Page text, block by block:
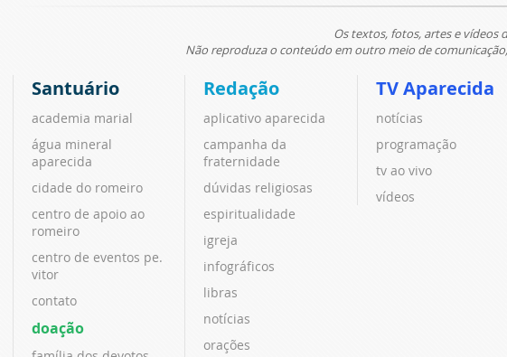
Os textos, fotos, artes e vídeos
Não reproduza o conteúdo em outro meio de
Santuário
academia marial
água mineral
aparecida
cidade do romeiro
centro de apoio ao
romeiro
centro de eventos pe.
vitor
contato
doação
Redação
aplicativo aparecida
campanha da
fraternidade
dúvidas religiosas
espiritualidade
igreja
infográficos
libras
notícias
orações
TV Aparecida
notícias
programação
tv ao vivo
vídeos